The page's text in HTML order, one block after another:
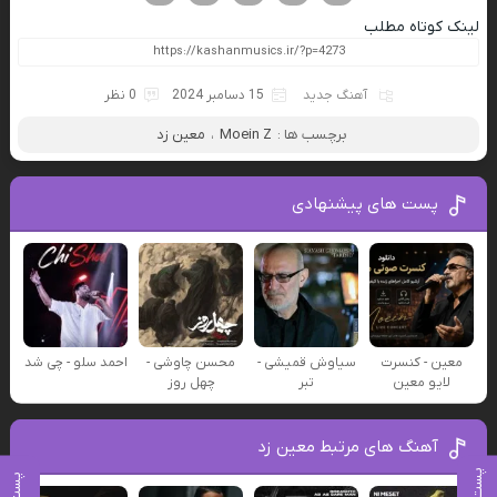
لینک کوتاه مطلب
آهنگ جدید 15 دسامبر 2024 0 نظر
برچسب ها : Moein Z ، معین زد
پست های پیشنهادی
معین - کنسرت
لایو معین
سیاوش قمیشی -
تبر
محسن چاوشی -
چهل روز
احمد سلو - چی شد
آهنگ های مرتبط معین زد